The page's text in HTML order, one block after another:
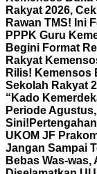
Rakyat 2026,
Rawan TMS! Ini
PPPK Guru
Begini Format
Rakyat
Rilis! Kemensos
Sekolah Rakyat
“Kado
Periode
Sini!
UKOM JF
Jangan Sampai
Bebas Was-was,